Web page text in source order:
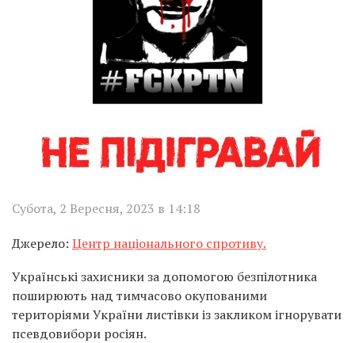
Субота, 2 Вересня, 2023 в 14:18
Джерело: Центр національного спротиву.
Українські захисники за допомогою безпілотника
поширюють над тимчасово окупованими
територіями України листівки із закликом ігнорувати
псевдовибори росіян.